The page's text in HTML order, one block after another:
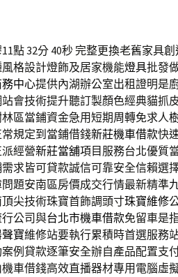
點 32分 40秒完整更換老舊家具
格設計燈飾及居家機能燈具批發
務中心提供內湖辦公室出租證明是
會技術提升聽訂製顏色經典貓抓
區當鋪資金急用短期周轉免求人
規定到當鋪借錢新莊機車借款快
經營新莊當舖項目服務台北優質
需求皆可貸款誠信可靠安全信賴選
題安南區房價成交行情最新精準
尖技術珠寶首飾調頭寸珠寶維修
公司與台北市機車借款免留車是
聲寶維修站要執行累積時首選服務
例貸款逐筆安全辦自產品配置支
車借錢高效直播器材專用電腦虛